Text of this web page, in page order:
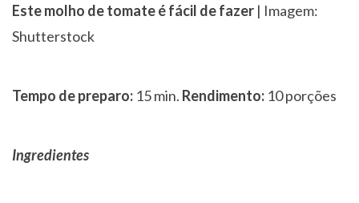
Este molho de tomate é fácil de fazer | Imagem:
Shutterstock
Tempo de preparo: 15 min. Rendimento: 10 porções
Ingredientes